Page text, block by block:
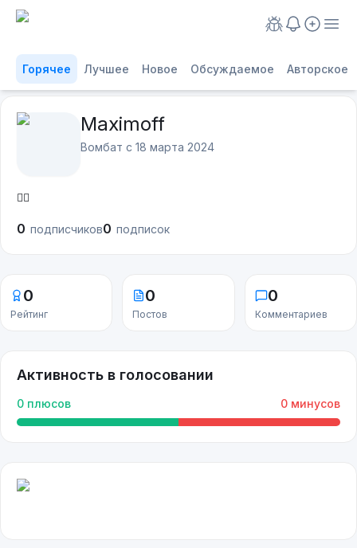
Горячее Лучшее Новое Обсуждаемое Авторское
Maximoff
Вомбат с 18 марта 2024
✌🏻
0 подписчиков0 подписок
0
Рейтинг
0
Постов
0
Комментариев
Активность в голосовании
0 плюсов 0 минусов